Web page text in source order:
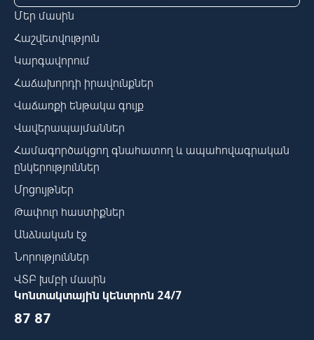
Մեր մասին
Հաշվետվություն
Կարգավորում
Հաճախորդի իրավունքներ
Վաճառքի ենթակա գույք
Վավերապայմաններ
Համագործակցող գնահատող և ապահովագրական
ընկերություններ
Մրցույթներ
Թափուր հաստիքներ
Անձնական էջ
Նորություններ
ՎՏԲ խմբի մասին
Կոնտակտային կենտրոն 24/7
87 87